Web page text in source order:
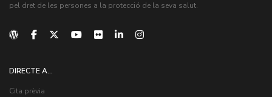
pel dret de les persones a la protecció de la seva salut.
DIRECTE A...
Cita prèvia